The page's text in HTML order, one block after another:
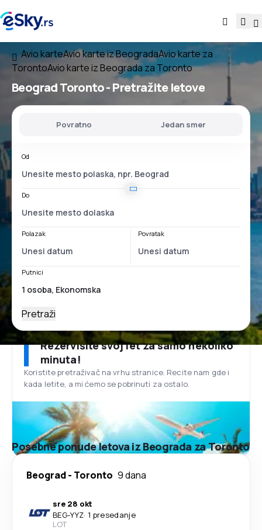
Avio karteAvio karte iz BeogradaAvio karte za
TorontoAvio karte iz Beograda za Toronto
Beograd Toronto- Pretražite letove
Povratno Jedan smer
Od
Do
Polazak Povratak
Putnici
Pretraži
Rezervišite svoj let za samo nekoliko
minuta!
Koristite pretraživač na vrhu stranice. Recite nam gde i
kada letite, a mi ćemo se pobrinuti za ostalo.
Posebne ponude letova iz Beograda za Toronto
Beograd- Toronto 9 dana
sre 28 okt
BEG-YYZ· 1 presedanje
LOT